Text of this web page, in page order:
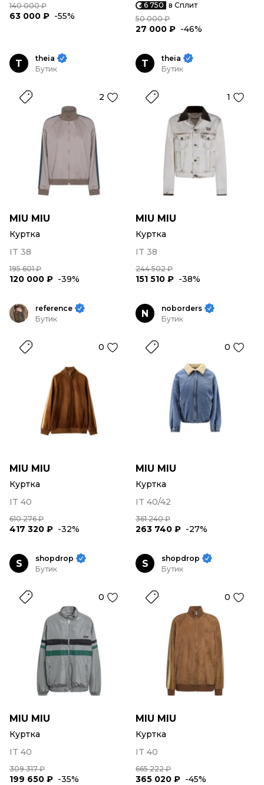
140 000 ₽
63 000 ₽ -55%
6 750 в Сплит
50 000 ₽
27 000 ₽ -46%
T
theia
Бутик
2
MIU MIU
Куртка
IT 38
195 601 ₽
120 000 ₽ -39%
T
theia
Бутик
1
MIU MIU
Куртка
IT 38
244 502 ₽
151 510 ₽ -38%
reference
Бутик
0
MIU MIU
Куртка
IT 40
610 276 ₽
417 320 ₽ -32%
N
noborders
Бутик
0
MIU MIU
Куртка
IT 40/42
361 240 ₽
263 740 ₽ -27%
S
shopdrop
Бутик
0
MIU MIU
Куртка
IT 40
309 317 ₽
199 650 ₽ -35%
S
shopdrop
Бутик
0
MIU MIU
Куртка
IT 40
665 222 ₽
365 020 ₽ -45%